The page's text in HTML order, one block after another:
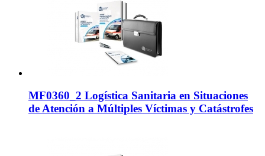
MF0360_2 Logística Sanitaria en Situaciones
de Atención a Múltiples Víctimas y Catástrofes